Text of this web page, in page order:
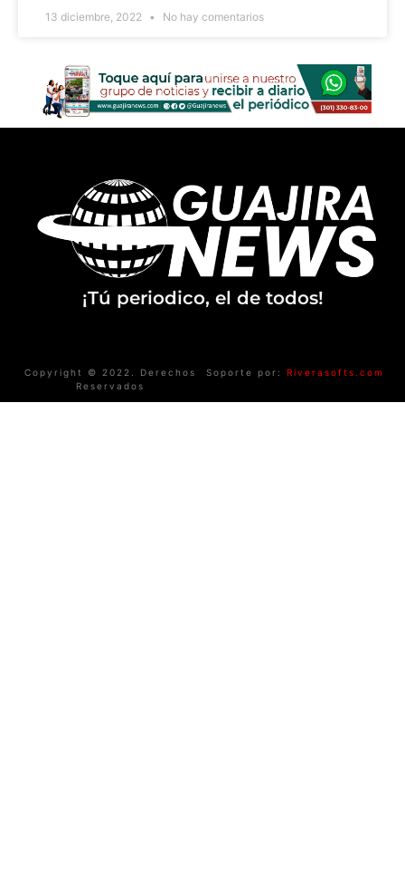
13 diciembre, 2022 No hay comentarios
¡Tú periodico, el de todos!
Copyright © 2022. Derechos
Reservados
Soporte por: Riverasofts.com